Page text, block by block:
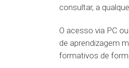
consultar, a
O acesso via PC
de aprendizagem
formativos de